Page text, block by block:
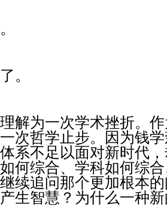
。
解为一次学术挫折。
次哲学止步。因为钱
系不足以面对新时代
何综合、学科如何综
续追问那个更加根本
生智慧？为什么一种